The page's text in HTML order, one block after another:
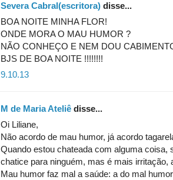
Severa Cabral(escritora) disse...
BOA NOITE MINHA FLOR!
ONDE MORA O MAU HUMOR ?
NÃO CONHEÇO E NEM DOU
BJS DE BOA NOITE !!!!!!!!
9.10.13
M de Maria Ateliê disse...
Oi Liliane,
Não acordo de mau humor, já acordo
Quando estou chateada com alguma coisa,
chatice para ninguém, mas é mais irritação,
Mau humor faz mal a saúde: a do mal